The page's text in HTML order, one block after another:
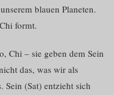
blauen Planeten.
formt.
Chi – sie geben dem Sein
das, was wir als
Sein (Sat) entzieht sich